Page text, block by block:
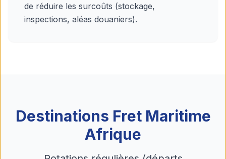
de réduire les surcoûts (stockage,
inspections, aléas douaniers).
Destinations Fret Maritime
Afrique